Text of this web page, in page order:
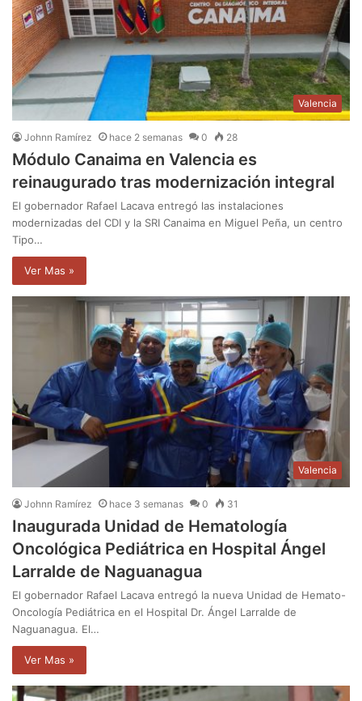
Valencia
Johnn Ramírez hace 2 semanas 0 28
Módulo Canaima en Valencia es
reinaugurado tras modernización integral
El gobernador Rafael Lacava entregó las instalaciones
modernizadas del CDI y la SRI Canaima en Miguel Peña, un centro
Tipo…
Ver Mas »
Valencia
Johnn Ramírez hace 3 semanas 0 31
Inaugurada Unidad de Hematología
Oncológica Pediátrica en Hospital Ángel
Larralde de Naguanagua
El gobernador Rafael Lacava entregó la nueva Unidad de Hemato-
Oncología Pediátrica en el Hospital Dr. Ángel Larralde de
Naguanagua. El…
Ver Mas »